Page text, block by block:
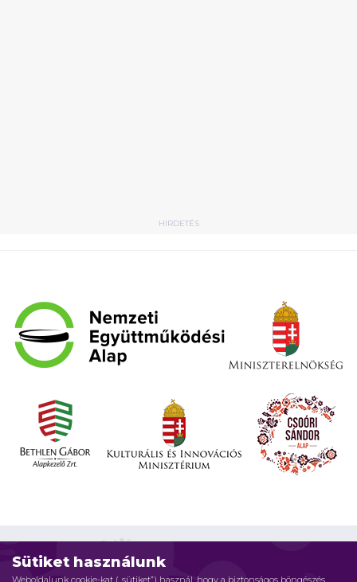
Sütiket használunk
Weboldalunk cookie-kat („sütiket”) használ, hogy a biztonságos böngészés
HIRDETÉS